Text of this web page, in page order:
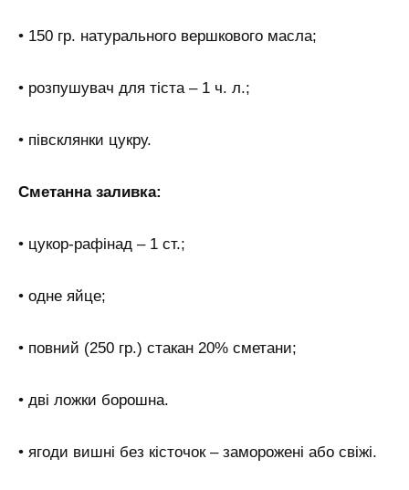
• 150 гр. натурального вершкового масла;
• розпушувач для тіста – 1 ч. л.;
• півсклянки цукру.
Сметанна заливка:
• цукор-рафінад – 1 ст.;
• одне яйце;
• повний (250 гр.) стакан 20% сметани;
• дві ложки борошна.
• ягоди вишні без кісточок – заморожені або свіжі.